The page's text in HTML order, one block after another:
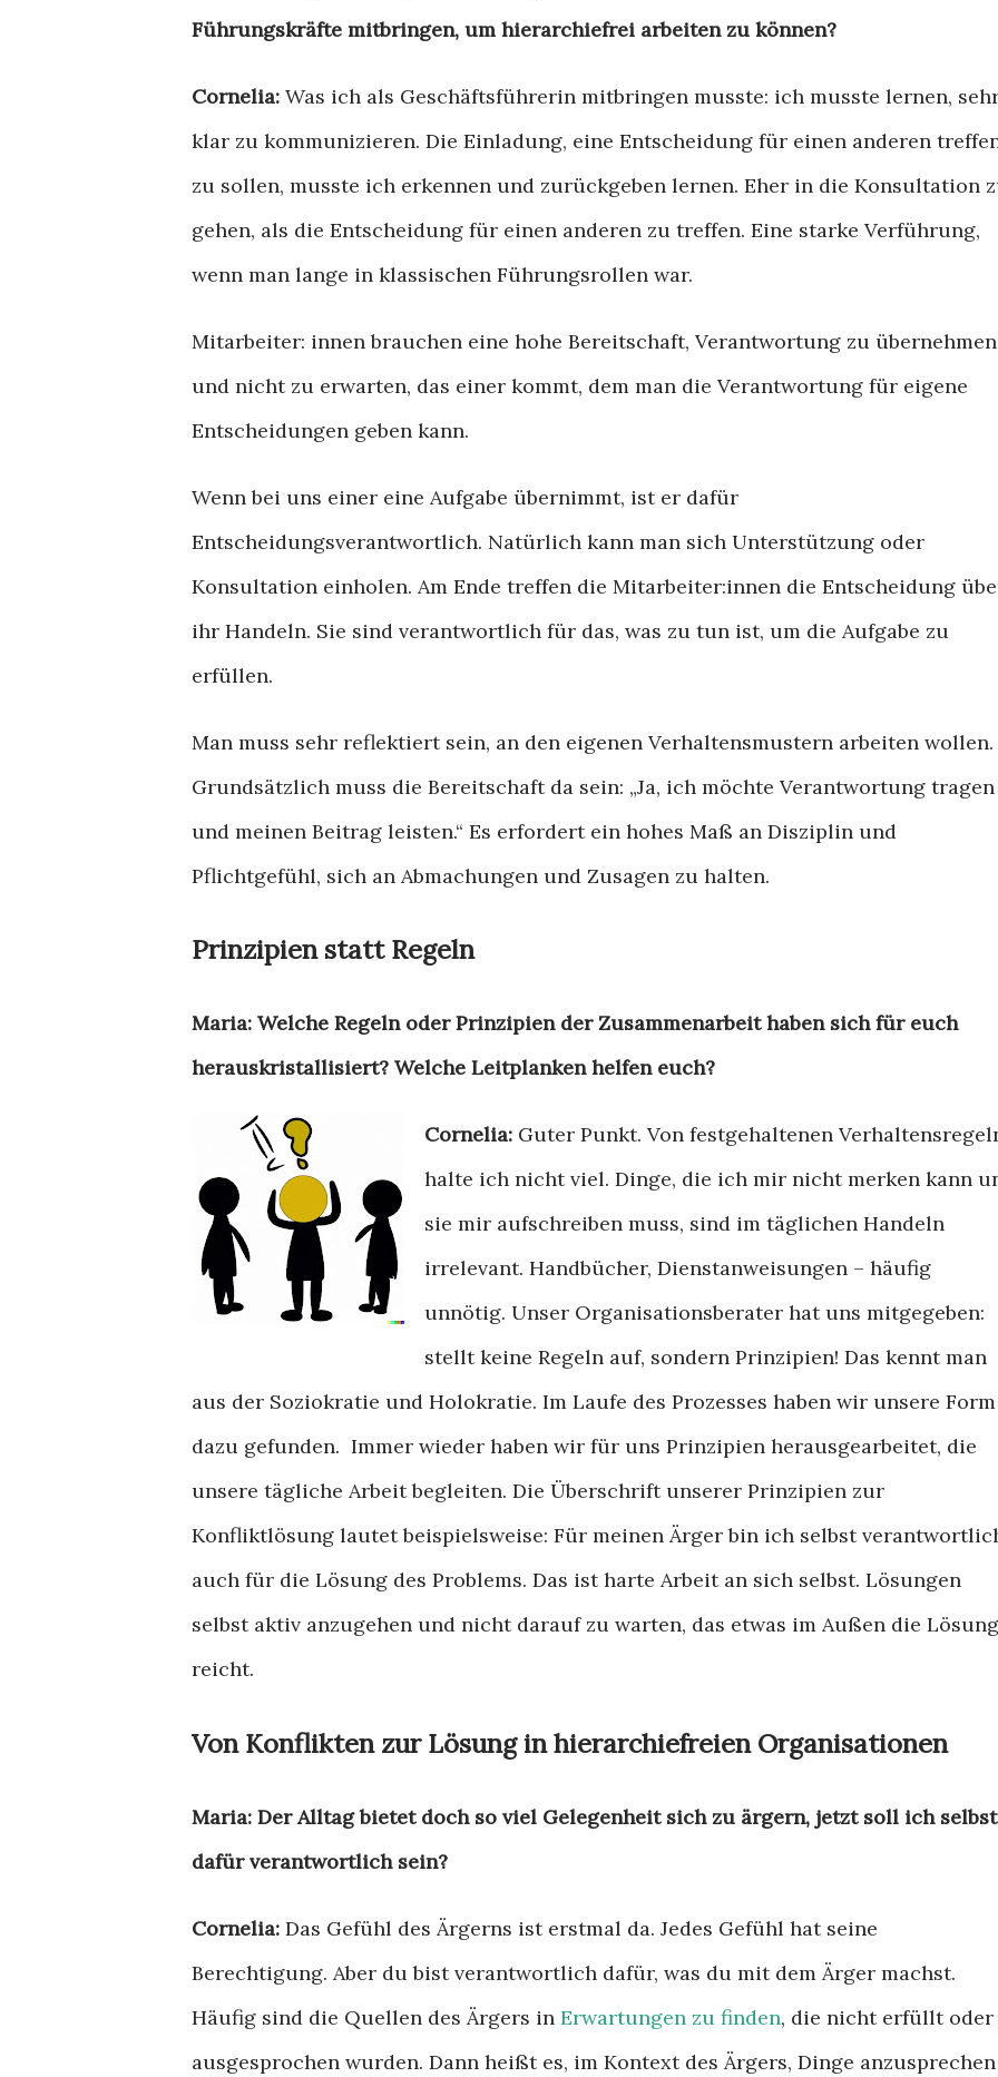
Führungskräfte mitbringen, um hierarchiefrei arbeiten zu können?
Cornelia: Was ich als Geschäftsführerin mitbringen musste: ich musste lernen,
klar zu kommunizieren. Die Einladung, eine Entscheidung für einen anderen
zu sollen, musste ich erkennen und zurückgeben lernen. Eher in die Konsultation
gehen, als die Entscheidung für einen anderen zu treffen. Eine starke Verführung,
wenn man lange in klassischen Führungsrollen war.
Mitarbeiter: innen brauchen eine hohe Bereitschaft, Verantwortung zu übernehmen
und nicht zu erwarten, das einer kommt, dem man die Verantwortung für eigene
Entscheidungen geben kann.
Wenn bei uns einer eine Aufgabe übernimmt, ist er dafür
Entscheidungsverantwortlich. Natürlich kann man sich Unterstützung oder
Konsultation einholen. Am Ende treffen die Mitarbeiter:innen die Entscheidung
ihr Handeln. Sie sind verantwortlich für das, was zu tun ist, um die Aufgabe zu
erfüllen.
Man muss sehr reflektiert sein, an den eigenen Verhaltensmustern arbeiten wollen.
Grundsätzlich muss die Bereitschaft da sein: „Ja, ich möchte Verantwortung tragen
und meinen Beitrag leisten.“ Es erfordert ein hohes Maß an Disziplin und
Pflichtgefühl, sich an Abmachungen und Zusagen zu halten.
Prinzipien statt Regeln
Maria: Welche Regeln oder Prinzipien der Zusammenarbeit haben sich für euch
herauskristallisiert? Welche Leitplanken helfen euch?
Cornelia: Guter Punkt. Von festgehaltenen
halte ich nicht viel. Dinge, die ich mir nicht merken kann
sie mir aufschreiben muss, sind im täglichen Handeln
irrelevant. Handbücher, Dienstanweisungen – häufig
unnötig. Unser Organisationsberater hat uns mitgegeben:
stellt keine Regeln auf, sondern Prinzipien! Das kennt man
aus der Soziokratie und Holokratie. Im Laufe des Prozesses haben wir unsere Form
dazu gefunden. Immer wieder haben wir für uns Prinzipien herausgearbeitet, die
unsere tägliche Arbeit begleiten. Die Überschrift unserer Prinzipien zur
Konfliktlösung lautet beispielsweise: Für meinen Ärger bin ich selbst
auch für die Lösung des Problems. Das ist harte Arbeit an sich selbst. Lösungen
selbst aktiv anzugehen und nicht darauf zu warten, das etwas im Außen die Lösung
reicht.
Von Konflikten zur Lösung in hierarchiefreien Organisationen
Maria: Der Alltag bietet doch so viel Gelegenheit sich zu ärgern, jetzt soll ich selbst
dafür verantwortlich sein?
Cornelia: Das Gefühl des Ärgerns ist erstmal da. Jedes Gefühl hat seine
Berechtigung. Aber du bist verantwortlich dafür, was du mit dem Ärger machst.
Häufig sind die Quellen des Ärgers in Erwartungen zu finden, die nicht erfüllt oder
ausgesprochen wurden. Dann heißt es, im Kontext des Ärgers, Dinge anzusprechen